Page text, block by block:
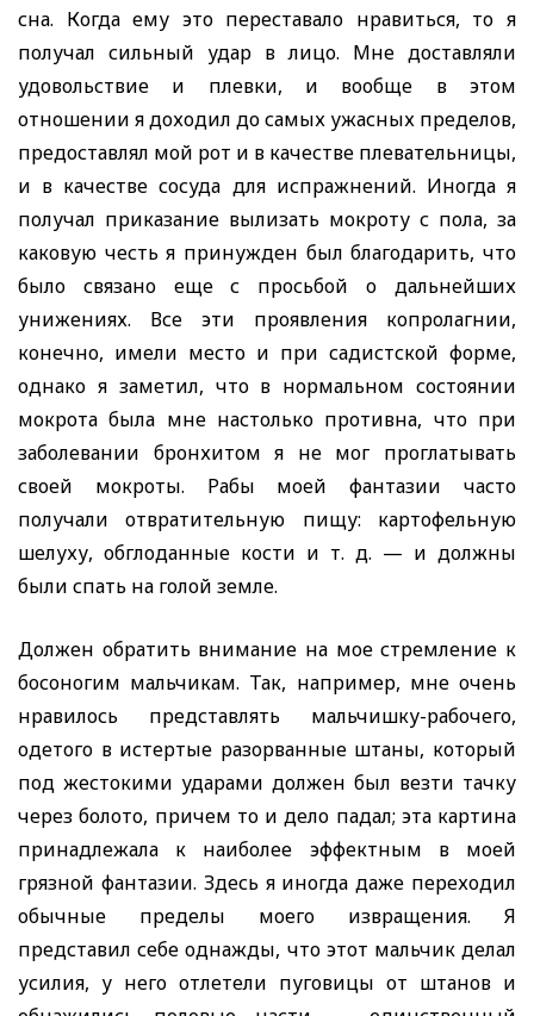
сна. Когда ему это переставало нравиться, то я
получал сильный удар в лицо. Мне доставляли
удовольствие и плевки, и вообще в этом
отношении я доходил до самых ужасных пределов,
предоставлял мой рот и в качестве плевательницы,
и в качестве сосуда для испражнений. Иногда я
получал приказание вылизать мокроту с пола, за
каковую честь я принужден был благодарить, что
было связано еще с просьбой о дальнейших
унижениях. Все эти проявления копролагнии,
конечно, имели место и при садистской форме,
однако я заметил, что в нормальном состоянии
мокрота была мне настолько противна, что при
заболевании бронхитом я не мог проглатывать
своей мокроты. Рабы моей фантазии часто
получали отвратительную пищу: картофельную
шелуху, обглоданные кости и т. д. — и должны
были спать на голой земле.
Должен обратить внимание на мое стремление к
босоногим мальчикам. Так, например, мне очень
нравилось представлять мальчишку-рабочего,
одетого в истертые разорванные штаны, который
под жестокими ударами должен был везти тачку
через болото, причем то и дело падал; эта картина
принадлежала к наиболее эффектным в моей
грязной фантазии. Здесь я иногда даже переходил
обычные пределы моего извращения. Я
представил себе однажды, что этот мальчик делал
усилия, у него отлетели пуговицы от штанов и